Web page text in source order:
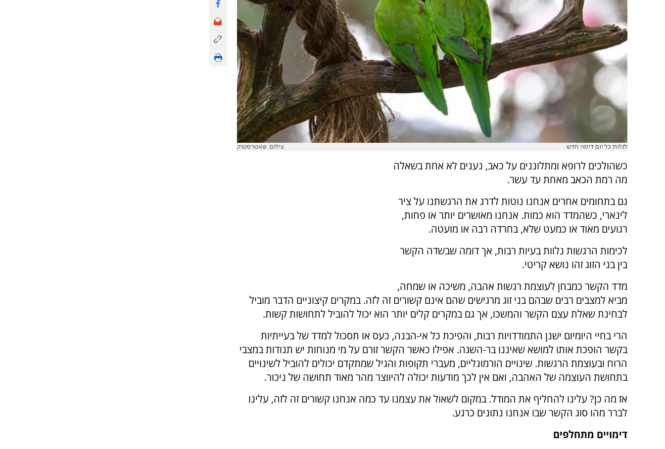
לגלות כל יום דימוי חדש צילום: שאטרסטוק
כשהולכים לרופא ומתלוננים על כאב, נענים לא אחת בשאלה
מה רמת הכאב מאחת עד עשר.
גם בתחומים אחרים אנחנו נוטות לדרג את הרגשתנו על ציר
לינארי, כשהמדד הוא כמות. אנחנו מאושרים יותר או פחות,
רגועים מאוד או כמעט שלא, בחרדה רבה או מועטה.
לכימות הרגשות נלוות בעיות רבות, אך דומה שבשדה הקשר
בין בני הזוג זהו נושא קריטי.
מדד הקשר כמבחן לעוצמת רגשות אהבה, משיכה או שמחה,
מביא למצבים רבים שבהם בני זוג מרגישים שהם אינם קשורים זה לזה. במקרים קיצוניים הדבר מוביל
לבחינת שאלת עצם הקשר והמשכו, אך גם במקרים קלים יותר הוא יכול להוביל לתחושות קשות.
הרי בחיי היומיום ישנן התמודדויות רבות, והפיכת כל אי-הבנה, כעס או תסכול למדד של בעייתיות
בקשר הופכת אותו למושא שאיננו בר-השגה. אפילו כאשר הקשר זורם על מי מנוחות יש תנודות במצבי
הרוח ובעוצמת הרגשות. שינויים הורמונליים, מעברי תקופות והגיל שמתקדם יכולים להוביל לשינויים
בתחושת העוצמה של האהבה, ואם אין לכך מודעות יכולה להיווצר מהר מאוד תחושה של ניכור.
אז מה כן? עלינו להחליף את המודל. במקום לשאול את עצמנו עד כמה אנחנו קשורים זה לזה, עלינו
לברר מהו סוג הקשר שבו אנחנו נתונים כרגע.
דימויים מתחלפים